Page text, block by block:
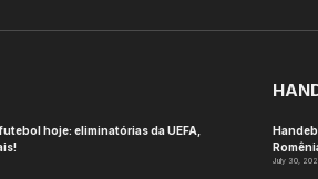
hoje: eliminatórias da UEFA,
July 30,